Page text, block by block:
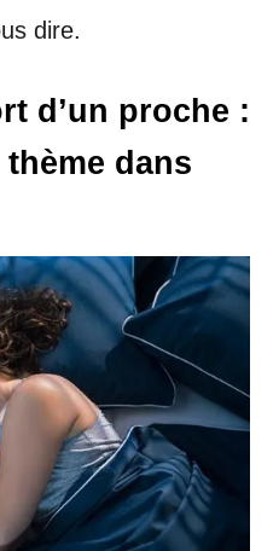
dire.
d’un proche :
dans